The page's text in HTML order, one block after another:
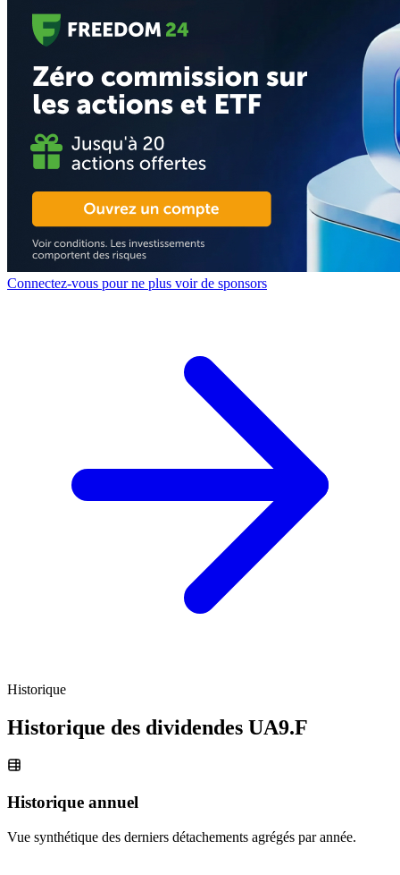
Connectez-vous pour ne plus voir de sponsors
Historique
Historique des dividendes UA9.F
Historique annuel
Vue synthétique des derniers détachements agrégés par année.